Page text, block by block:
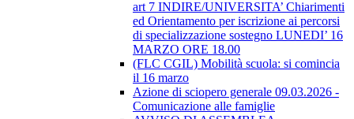
art 7 INDIRE/UNIVERSITA’ Chiarimenti
ed Orientamento per iscrizione ai percorsi
di specializzazione sostegno LUNEDI’ 16
MARZO ORE 18.00
(FLC CGIL) Mobilità scuola: si comincia
il 16 marzo
Azione di sciopero generale 09.03.2026 -
Comunicazione alle famiglie